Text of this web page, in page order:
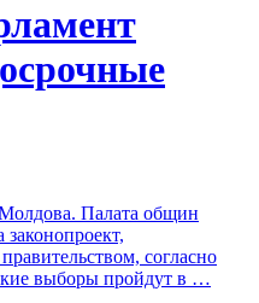
Палата общин
согласно
выборы пройдут в …